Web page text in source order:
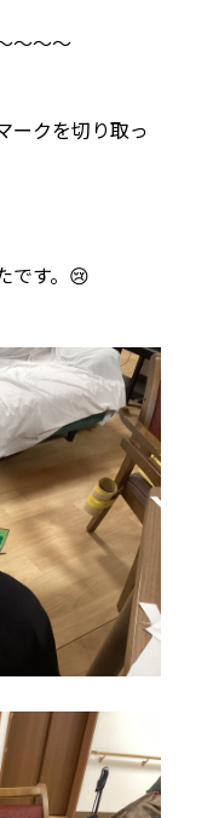
～～～
ークを切り取っ
です。😢